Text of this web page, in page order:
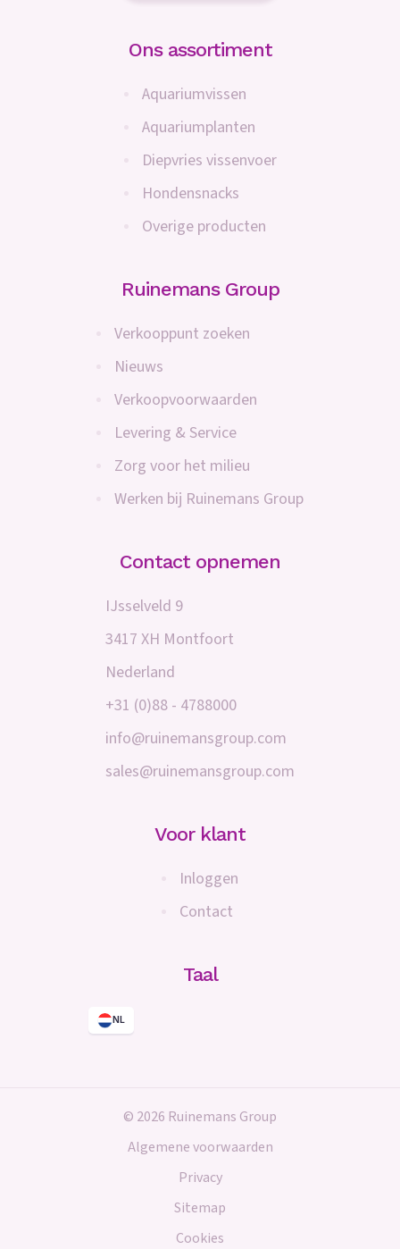
Ons assortiment
Aquariumvissen
Aquariumplanten
Diepvries vissenvoer
Hondensnacks
Overige producten
Ruinemans Group
Verkooppunt zoeken
Nieuws
Verkoopvoorwaarden
Levering & Service
Zorg voor het milieu
Werken bij Ruinemans Group
Contact opnemen
IJsselveld 9
3417 XH Montfoort
Nederland
+31 (0)88 - 4788000
info@ruinemansgroup.com
sales@ruinemansgroup.com
Voor klant
Inloggen
Contact
Taal
NL
© 2026 Ruinemans Group
Algemene voorwaarden
Privacy
Sitemap
Cookies